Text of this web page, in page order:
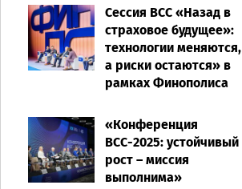
16.03.2026
Сессия ВСС «Назад в
страховое будущее»:
технологии меняются,
а риски остаются» в
рамках Финополиса
16.03.2026
«Конференция
ВСС-2025: устойчивый
рост – миссия
выполнима»